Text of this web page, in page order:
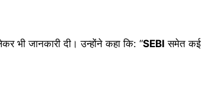
भी जानकारी दी। उन्होंने कहा कि: “SEBI समेत कई